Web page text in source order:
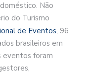
Não
do Turismo
de Eventos, 96
brasileiros em
eventos foram